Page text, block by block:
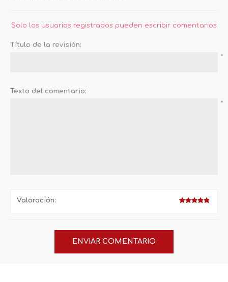
Solo los usuarios registrados pueden escribir comentarios
Título de la revisión:
*
Texto del comentario:
*
Valoración: